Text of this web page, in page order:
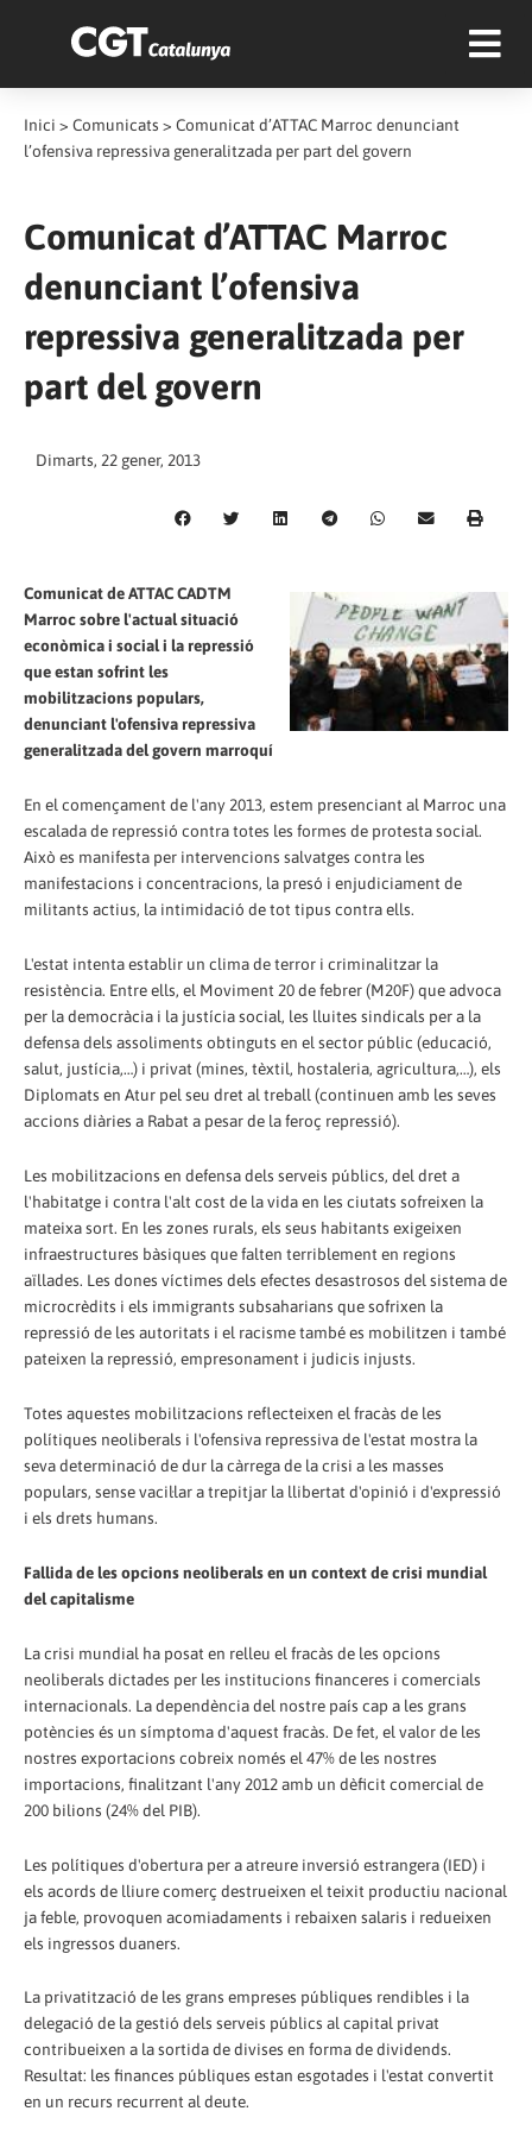
Inici > Comunicats > Comunicat d’ATTAC Marroc denunciant
l’ofensiva repressiva generalitzada per part del govern
Comunicat d’ATTAC Marroc
denunciant l’ofensiva
repressiva generalitzada per
part del govern
Dimarts, 22 gener, 2013
Comunicat de ATTAC CADTM
Marroc sobre l'actual situació
econòmica i social i la repressió
que estan sofrint les
mobilitzacions populars,
denunciant l'ofensiva repressiva
generalitzada del govern marroquí
En el començament de l'any 2013, estem presenciant al Marroc una
escalada de repressió contra totes les formes de protesta social.
Això es manifesta per intervencions salvatges contra les
manifestacions i concentracions, la presó i enjudiciament de
militants actius, la intimidació de tot tipus contra ells.
L'estat intenta establir un clima de terror i criminalitzar la
resistència. Entre ells, el Moviment 20 de febrer (M20F) que advoca
per la democràcia i la justícia social, les lluites sindicals per a la
defensa dels assoliments obtinguts en el sector públic (educació,
salut, justícia,…) i privat (mines, tèxtil, hostaleria, agricultura,…), els
Diplomats en Atur pel seu dret al treball (continuen amb les seves
accions diàries a Rabat a pesar de la feroç repressió).
Les mobilitzacions en defensa dels serveis públics, del dret a
l'habitatge i contra l'alt cost de la vida en les ciutats sofreixen la
mateixa sort. En les zones rurals, els seus habitants exigeixen
infraestructures bàsiques que falten terriblement en regions
aïllades. Les dones víctimes dels efectes desastrosos del sistema de
microcrèdits i els immigrants subsaharians que sofrixen la
repressió de les autoritats i el racisme també es mobilitzen i també
pateixen la repressió, empresonament i judicis injusts.
Totes aquestes mobilitzacions reflecteixen el fracàs de les
polítiques neoliberals i l'ofensiva repressiva de l'estat mostra la
seva determinació de dur la càrrega de la crisi a les masses
populars, sense vacil·lar a trepitjar la llibertat d'opinió i d'expressió
i els drets humans.
Fallida de les opcions neoliberals en un context de crisi mundial
del capitalisme
La crisi mundial ha posat en relleu el fracàs de les opcions
neoliberals dictades per les institucions financeres i comercials
internacionals. La dependència del nostre país cap a les grans
potències és un símptoma d'aquest fracàs. De fet, el valor de les
nostres exportacions cobreix només el 47% de les nostres
importacions, finalitzant l'any 2012 amb un dèficit comercial de
200 bilions (24% del PIB).
Les polítiques d'obertura per a atreure inversió estrangera (IED) i
els acords de lliure comerç destrueixen el teixit productiu nacional
ja feble, provoquen acomiadaments i rebaixen salaris i redueixen
els ingressos duaners.
La privatització de les grans empreses públiques rendibles i la
delegació de la gestió dels serveis públics al capital privat
contribueixen a la sortida de divises en forma de dividends.
Resultat: les finances públiques estan esgotades i l'estat convertit
en un recurs recurrent al deute.